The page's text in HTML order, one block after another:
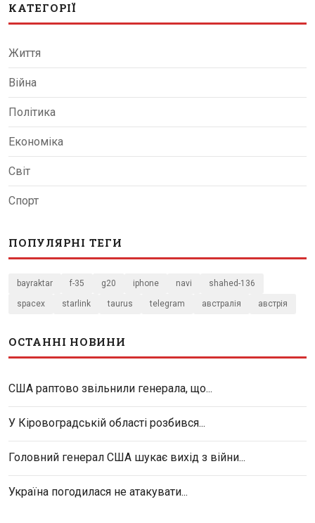
КАТЕГОРІЇ
Життя
Війна
Політика
Економіка
Світ
Спорт
ПОПУЛЯРНІ ТЕГИ
bayraktar f-35 g20 iphone navi shahed-136
spacex starlink taurus telegram австралія австрія
ОСТАННІ НОВИНИ
США раптово звільнили генерала, що...
У Кіровоградській області розбився...
Головний генерал США шукає вихід з війни...
Україна погодилася не атакувати...